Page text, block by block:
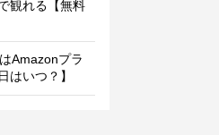
観れる【無料
Amazonプラ
はいつ？】